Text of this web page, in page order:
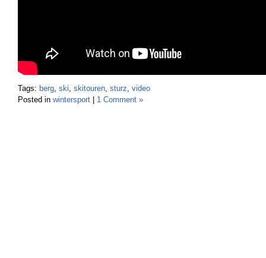
Tags: berg, ski, skitouren, sturz, video
Posted in wintersport 1 Comment »